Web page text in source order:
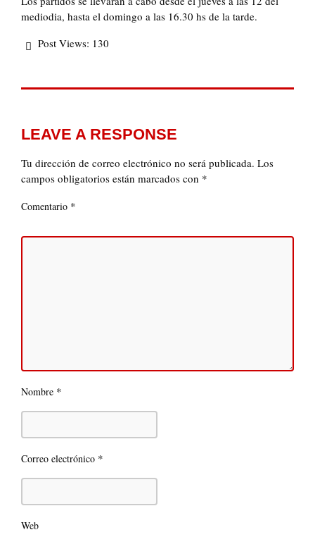
mediodia, hasta el domingo a las 16.30 hs de la tarde.
Post Views: 130
LEAVE A RESPONSE
Tu dirección de correo electrónico no será publicada. Los
campos obligatorios están marcados con *
Comentario *
Nombre *
Correo electrónico *
Web